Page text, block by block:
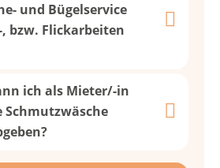
und Bügelservice
bzw. Flickarbeiten
ich als Mieter/-in
Schmutzwäsche